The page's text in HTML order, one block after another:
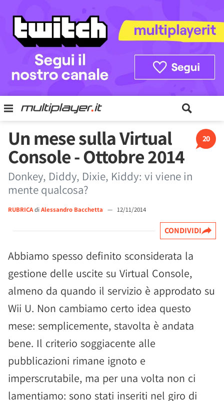
20
Un mese sulla Virtual
Console - Ottobre 2014
Donkey, Diddy, Dixie, Kiddy: vi viene in
mente qualcosa?
RUBRICAdi Alessandro Bacchetta — 12/11/2014
CONDIVIDI
Abbiamo spesso definito sconsiderata la
gestione delle uscite su Virtual Console,
almeno da quando il servizio è approdato su
Wii U. Non cambiamo certo idea questo
mese: semplicemente, stavolta è andata
bene. Il criterio soggiacente alle
pubblicazioni rimane ignoto e
imperscrutabile, ma per una volta non ci
lamentiamo: sono stati inseriti nel giro di